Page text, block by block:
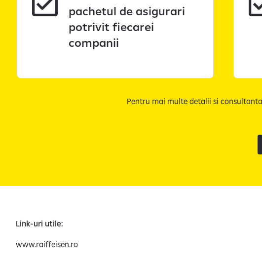
pachetul de asigurari
potrivit fiecarei
companii
Pentru mai multe detalii si
Link-uri utile:
www.raiffeisen.ro